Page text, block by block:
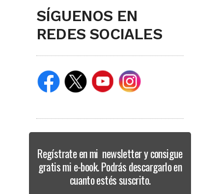
SÍGUENOS EN
REDES SOCIALES
Regístrate en mi newsletter y consigue
gratis mi e-book. Podrás descargarlo en
cuanto estés suscrito.